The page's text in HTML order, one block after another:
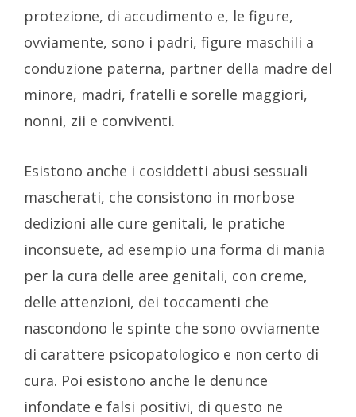
protezione, di accudimento e, le figure,
ovviamente, sono i padri, figure maschili a
conduzione paterna, partner della madre del
minore, madri, fratelli e sorelle maggiori,
nonni, zii e conviventi.
Esistono anche i cosiddetti abusi sessuali
mascherati, che consistono in morbose
dedizioni alle cure genitali, le pratiche
inconsuete, ad esempio una forma di mania
per la cura delle aree genitali, con creme,
delle attenzioni, dei toccamenti che
nascondono le spinte che sono ovviamente
di carattere psicopatologico e non certo di
cura. Poi esistono anche le denunce
infondate e falsi positivi, di questo ne